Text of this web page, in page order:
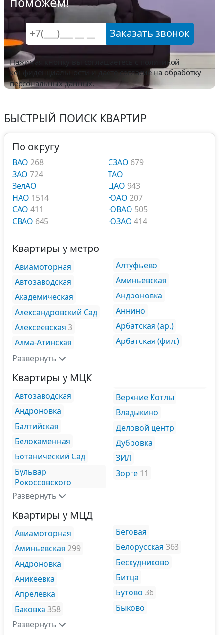
Заказать звонок
Нажимая кнопку вы соглашаетесь с
политикой
конфиденциальности и даете согласие на обработку
персональных данных.
БЫСТРЫЙ ПОИСК КВАРТИР
По округу
ВАО 268
ЗАО 724
ЗелАО
НАО 1514
САО 411
СВАО 645
СЗАО 679
ТАО
ЦАО 943
ЮАО 207
ЮВАО 505
ЮЗАО 414
Квартиры у метро
Авиамоторная
Автозаводская
Академическая
Александровский Сад
Алексеевская 3
Алма-Атинская
Алтуфьево
Аминьевская
Андроновка
Аннино
Арбатская (ар.)
Арбатская (фил.)
Развернуть
Квартиры у МЦК
Автозаводская
Андроновка
Балтийская
Белокаменная
Ботанический Сад
Бульвар
Рокоссовского
Верхние Котлы
Владыкино
Деловой центр
Дубровка
ЗИЛ
Зорге 11
Развернуть
Квартиры у МЦД
Авиамоторная
Аминьевская 299
Андроновка
Аникеевка
Апрелевка
Баковка 358
Беговая
Белорусская 363
Бескудниково
Битца
Бутово 36
Быково
Развернуть